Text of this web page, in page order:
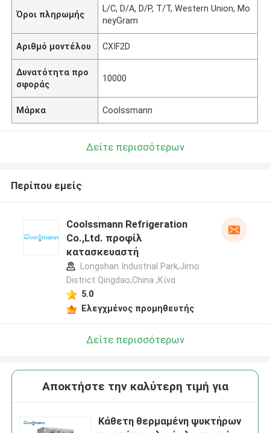
Όροι πληρωμής
L/C, D/A, D/P, T/T, Western Union, Mo
neyGram
Αριθμό μοντέλου CXIF2D
Δυνατότητα προ
σφοράς
10000
Μάρκα Coolssmann
Δείτε περισσότερων
Περίπου εμείς
Coolssmann Refrigeration
Co.,Ltd. προφίλ
κατασκευαστή
Longshan Industrial Park,Jimo
District Qingdao,China ,Κίνα
5.0
Ελεγχμένος προμηθευτής
Δείτε περισσότερων
Αποκτήστε την καλύτερη τιμή για
Κάθετη θερμαμένη ψυκτήρων